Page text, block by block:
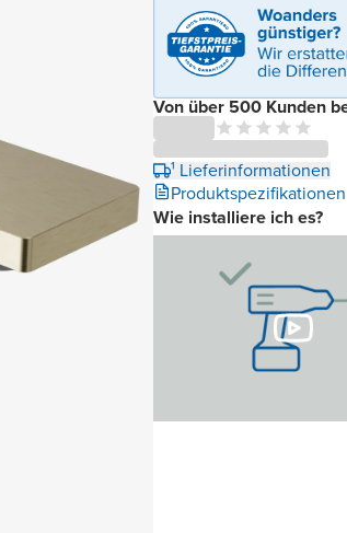
Von über 500 Kunden
¹ Lieferinformationen
Produktspezifikationen
Wie installiere ich es?